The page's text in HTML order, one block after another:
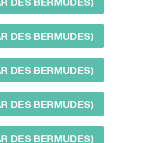
DES BERMUDES)
DES BERMUDES)
DES BERMUDES)
DES BERMUDES)